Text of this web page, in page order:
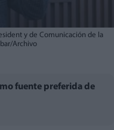
y de Comunicación de la
Archivo
fuente preferida de